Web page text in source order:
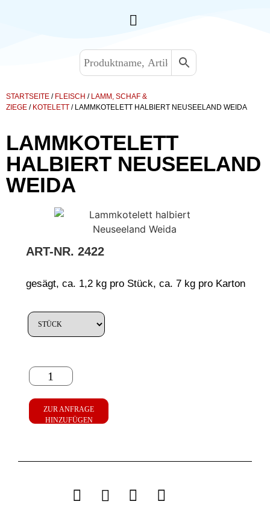
STARTSEITE / FLEISCH / LAMM, SCHAF &
ZIEGE / KOTELETT / LAMMKOTELETT HALBIERT NEUSEELAND WEIDA
LAMMKOTELETT
HALBIERT NEUSEELAND
WEIDA
ART-NR. 2422
gesägt, ca. 1,2 kg pro Stück, ca. 7 kg pro Karton
ZUR ANFRAGE
HINZUFÜGEN